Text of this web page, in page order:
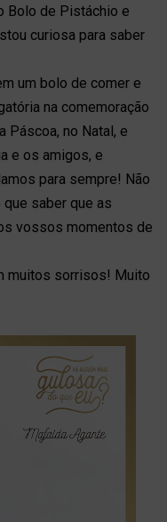
Bolo de Pistáchio e
curiosa para saber
um bolo de comer e
na comemoração
Páscoa, no Natal, e
e os amigos, e
para sempre! Não
saber que as
vossos momentos de
muitos sorrisos! Muito